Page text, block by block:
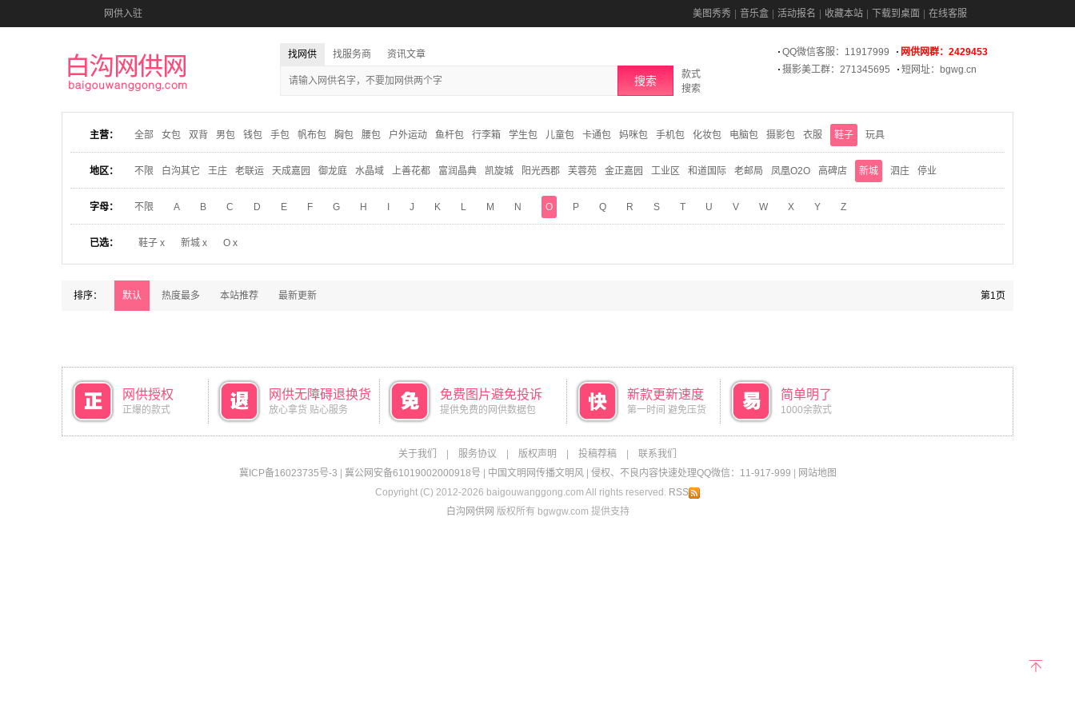
网供入驻 美图秀秀 音乐盒 活动报名 收藏本站 下载到桌面 在线客服
找网供 找服务商 资讯文章
搜索
款式
搜索
QQ微信客服：11917999
网供网群：2429453
摄影美工群：271345695
短网址：bgwg.cn
主营： 全部 女包 双背 男包 钱包 手包 帆布包 胸包 腰包 户外运动 鱼杆包 行李箱 学生包 儿童包 卡通包 妈咪包 手机包 化妆包 电脑包 摄影包 衣服 鞋子 玩具
地区： 不限 白沟其它 王庄 老联运 天成嘉园 御龙庭 水晶域 上善花都 富润晶典 凯旋城 阳光西郡 芙蓉苑 金正嘉园 工业区 和道国际 老邮局 凤凰O2O 高碑店 新城 泗庄 停业
字母： 不限 A B C D E F G H J K L M N O P Q R S T U V W X Y Z
已选： 鞋子 x 新城 x O x
排序： 默认 热度最多 本站推荐 最新更新 第1页
网供授权
正爆的款式
网供无障碍退换货
放心拿货 贴心服务
免费图片避免投诉
提供免费的网供数据包
新款更新速度
第一时间 避免压货
简单明了
1000余款式
关于我们 服务协议 版权声明 投稿荐稿
联系我们
冀ICP备16023735号-3
冀公网安备61019002000918号 中国文明网传播文明风| 侵权、不良内容快速处理QQ微信：11-917-999
网站地图
Copyright (C) 2012-2026 baigouwanggong.com All rights reserved. RSS
白沟网供网 版权所有 bgwgw.com 提供支持